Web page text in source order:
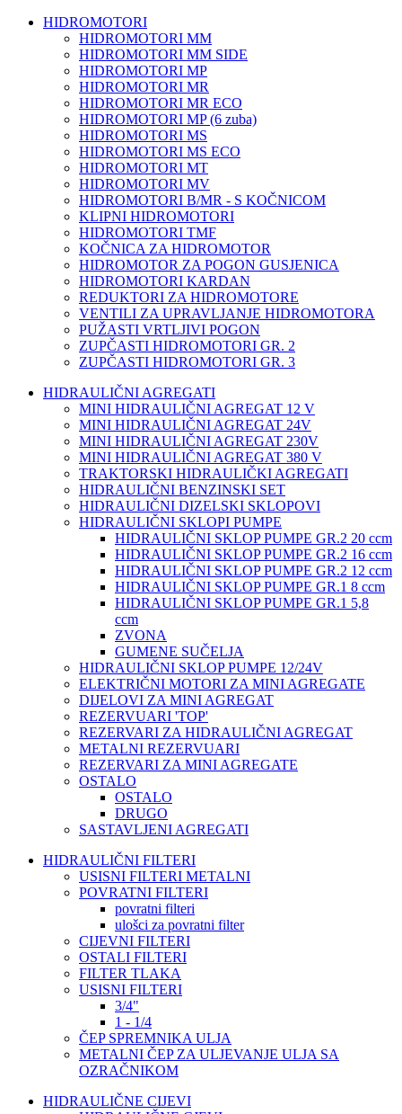
HIDROMOTORI
HIDROMOTORI MM
HIDROMOTORI MM SIDE
HIDROMOTORI MP
HIDROMOTORI MR
HIDROMOTORI MR ECO
HIDROMOTORI MP (6 zuba)
HIDROMOTORI MS
HIDROMOTORI MS ECO
HIDROMOTORI MT
HIDROMOTORI MV
HIDROMOTORI B/MR - S KOČNICOM
KLIPNI HIDROMOTORI
HIDROMOTORI TMF
KOČNICA ZA HIDROMOTOR
HIDROMOTOR ZA POGON GUSJENICA
HIDROMOTORI KARDAN
REDUKTORI ZA HIDROMOTORE
VENTILI ZA UPRAVLJANJE HIDROMOTORA
PUŽASTI VRTLJIVI POGON
ZUPČASTI HIDROMOTORI GR. 2
ZUPČASTI HIDROMOTORI GR. 3
HIDRAULIČNI AGREGATI
MINI HIDRAULIČNI AGREGAT 12 V
MINI HIDRAULIČNI AGREGAT 24V
MINI HIDRAULIČNI AGREGAT 230V
MINI HIDRAULIČNI AGREGAT 380 V
TRAKTORSKI HIDRAULIČKI AGREGATI
HIDRAULIČNI BENZINSKI SET
HIDRAULIČNI DIZELSKI SKLOPOVI
HIDRAULIČNI SKLOPI PUMPE
HIDRAULIČNI SKLOP PUMPE GR.2 20 ccm
HIDRAULIČNI SKLOP PUMPE GR.2 16 ccm
HIDRAULIČNI SKLOP PUMPE GR.2 12 ccm
HIDRAULIČNI SKLOP PUMPE GR.1 8 ccm
HIDRAULIČNI SKLOP PUMPE GR.1 5,8
ccm
ZVONA
GUMENE SUČELJA
HIDRAULIČNI SKLOP PUMPE 12/24V
ELEKTRIČNI MOTORI ZA MINI AGREGATE
DIJELOVI ZA MINI AGREGAT
REZERVUARI 'TOP'
REZERVARI ZA HIDRAULIČNI AGREGAT
METALNI REZERVUARI
REZERVARI ZA MINI AGREGATE
OSTALO
OSTALO
DRUGO
SASTAVLJENI AGREGATI
HIDRAULIČNI FILTERI
USISNI FILTERI METALNI
POVRATNI FILTERI
povratni filteri
ulošci za povratni filter
CIJEVNI FILTERI
OSTALI FILTERI
FILTER TLAKA
USISNI FILTERI
3/4"
1 - 1/4
ČEP SPREMNIKA ULJA
METALNI ČEP ZA ULJEVANJE ULJA SA
OZRAČNIKOM
HIDRAULIČNE CIJEVI